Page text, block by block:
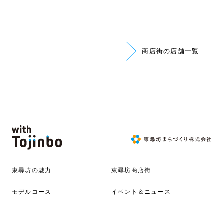
商店街の店舗一覧
東尋坊の魅力 東尋坊商店街
モデルコース イベント＆ニュース